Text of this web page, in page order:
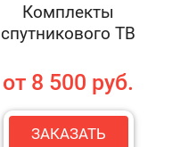
Комплекты
спутникового ТВ
от 8 500 руб.
ЗАКАЗАТЬ